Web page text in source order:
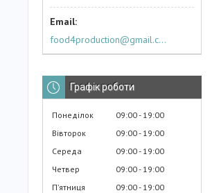
food4production@gmail.com
Графік роботи
Понеділок 09:00 19:00
Вівторок
09:00 19:00
Середа
09:00 19:00
Четвер
09:00 19:00
Пʼятниця
09:00 19:00